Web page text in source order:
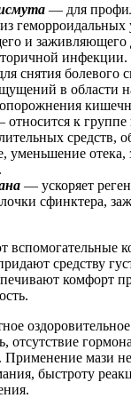
— для
и заживляющего
инфекции.
снятия болевого
в области
опорожнения
к группе
средств,
уменьшение
— ускоряет
сфинктера,
вспомогательные
средству
комфорт
отсутствие
Применение мази
быстроту